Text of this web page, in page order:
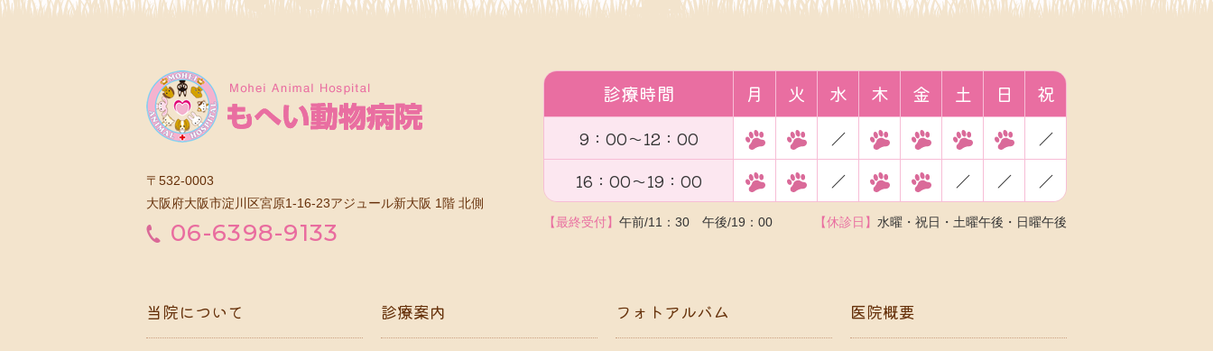
〒532-0003
大阪府大阪市淀川区宮原1-16-23アジュール新大阪 1階 北側
06-6398-9133
診療時間 月 火 水 木 金 土 日 祝
9：00～12：00 ／
／
16：00～19：00
／ ／ ／ ／
【最終受付】 午前/11：30 午後/19：00 【休診日】 水曜・祝日・土曜午後・日曜午後
当院について 診療案内 フォトアルバム 医院概要